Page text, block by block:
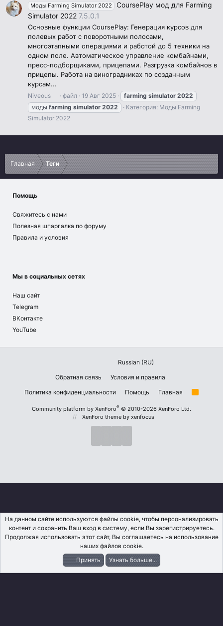
Моды Farming Simulator 2022
CoursePlay мод для Farming
Simulator 2022 7.5.0.1
Основные функции CoursePlay: Генерация курсов для
полевых работ с поворотными полосами,
многоэтапными операциями и работой до 5 техники на
одном поле. Автоматическое управление комбайнами,
пресс-подборщиками, прицепами. Разгрузка комбайнов в
прицепы. Работа на виноградниках по созданным
курсам...
Niveous файл 19 Авг 2025 farming simulator 2022
моды farming simulator 2022 Категория: Моды Farming
Simulator 2022
Главная Теги
Помощь
Свяжитесь с нами
Полезная шпаргалка по форуму
Правила и условия
Мы в социальных сетях
Наш сайт
Telegram
ВКонтакте
YouTube
Russian (RU)
Обратная связь
Условия и правила
Политика конфиденциальности
Помощь Главная
R
Community platform by XenForo® © 2010-2026 XenForo Ltd.
XenForo theme by xenfocus
Что Нового? Вход Регистрация
На данном сайте используются файлы cookie, чтобы персонализировать
контент и сохранить Ваш вход в систему, если Вы зарегистрируетесь.
Продолжая использовать этот сайт, Вы соглашаетесь на использование
наших файлов cookie.
Принять
Узнать больше...